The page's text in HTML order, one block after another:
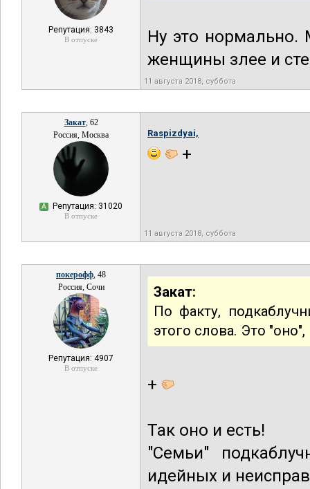
Репутация: 3843
В отпуске
Ну это нормально.
женщины злее и
11 августа 2018, суббота
Закат, 62
Россия, Москва
А Репутация: 31020
В отпуске
Raspizdyai,
+
11 августа 2018, суббота
покерофф, 48
Россия, Сочи
Репутация: 4907
В отпуске
Закат:
По факту,
этого слова. Это
+
Так оно и есть!
"Семьи"
идейных и